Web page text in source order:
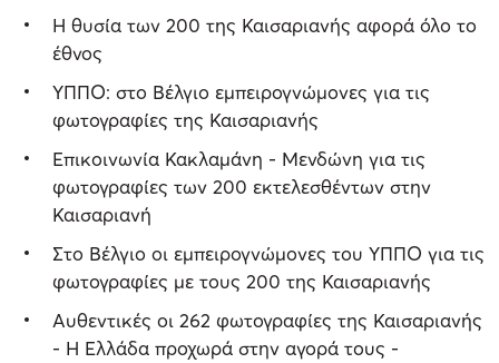
Η θυσία των 200 της Καισαριανής αφορά όλο το
έθνος
ΥΠΠΟ: στο Βέλγιο εμπειρογνώμονες για τις
φωτογραφίες της Καισαριανής
Επικοινωνία Κακλαμάνη - Μενδώνη για τις
φωτογραφίες των 200 εκτελεσθέντων στην
Καισαριανή
Στο Βέλγιο οι εμπειρογνώμονες του ΥΠΠΟ για τις
φωτογραφίες με τους 200 της Καισαριανής
Αυθεντικές οι 262 φωτογραφίες της Καισαριανής
- Η Ελλάδα προχωρά στην αγορά τους -